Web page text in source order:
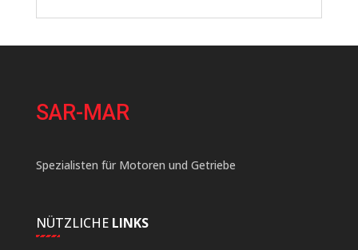
SAR-MAR
Spezialisten für Motoren und Getriebe
NÜTZLICHE LINKS